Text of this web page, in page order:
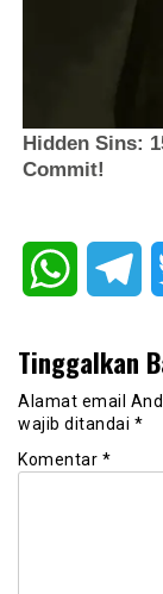
WhatsApp
Tinggalkan
Alamat email
wajib ditandai *
Komentar *